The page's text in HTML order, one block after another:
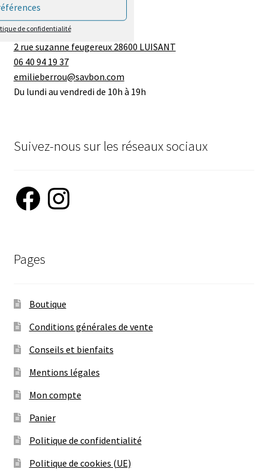
de confidentialité
Société SAV'BON
Mme BERROU Emilie
2 rue suzanne feugereux 28600 LUISANT
06 40 94 19 37
emilieberrou@savbon.com
Du lundi au vendredi de 10h à 19h
Suivez-nous sur les réseaux sociaux
FacebookInstagram
Pages
Boutique
Conditions générales de vente
Conseils et bienfaits
Mentions légales
Mon compte
Panier
Politique de confidentialité
Politique de cookies (UE)